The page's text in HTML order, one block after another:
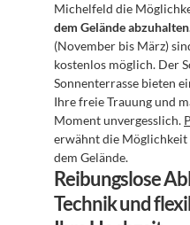
Michelfeld die
dem Gelände abzuhalten
(November bis März)
kostenlos möglich. Der
Sonnenterrasse bieten
Ihre freie Trauung und
Moment unvergesslich.
erwähnt die Möglichkeit
dem Gelände.
Reibungslose
Technik und